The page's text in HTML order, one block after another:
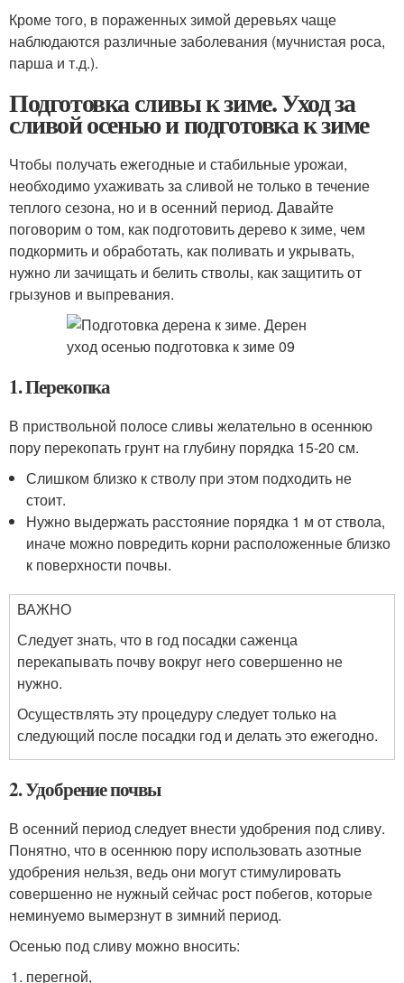
Кроме того, в пораженных зимой деревьях чаще
наблюдаются различные заболевания (мучнистая роса,
парша и т.д.).
Подготовка сливы к зиме. Уход за
сливой осенью и подготовка к зиме
Чтобы получать ежегодные и стабильные урожаи,
необходимо ухаживать за сливой не только в течение
теплого сезона, но и в осенний период. Давайте
поговорим о том, как подготовить дерево к зиме, чем
подкормить и обработать, как поливать и укрывать,
нужно ли зачищать и белить стволы, как защитить от
грызунов и выпревания.
1. Перекопка
В приствольной полосе сливы желательно в осеннюю
пору перекопать грунт на глубину порядка 15-20 см.
Слишком близко к стволу при этом подходить не
стоит.
Нужно выдержать расстояние порядка 1 м от ствола,
иначе можно повредить корни расположенные близко
к поверхности почвы.
ВАЖНО
Следует знать, что в год посадки саженца
перекапывать почву вокруг него совершенно не
нужно.
Осуществлять эту процедуру следует только на
следующий после посадки год и делать это ежегодно.
2. Удобрение почвы
В осенний период следует внести удобрения под сливу.
Понятно, что в осеннюю пору использовать азотные
удобрения нельзя, ведь они могут стимулировать
совершенно не нужный сейчас рост побегов, которые
неминуемо вымерзнут в зимний период.
Осенью под сливу можно вносить:
перегной,